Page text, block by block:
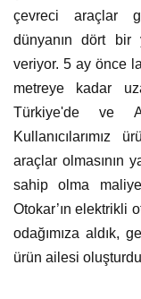
çevreci araçlar
dünyanın dört bir
veriyor. 5 ay önce
metreye kadar
Türkiye'de ve
Kullanıcılarımız
araçlar olmasının
sahip olma
Otokar’ın elektrikli
odağımıza aldık,
ürün ailesi